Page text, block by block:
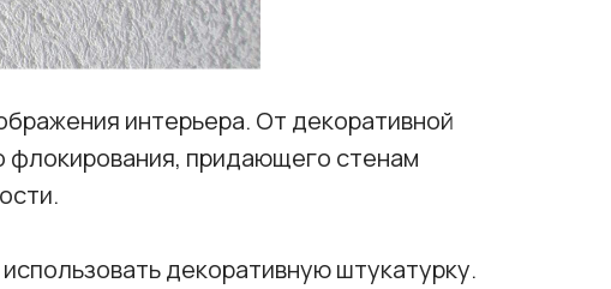
интерьера. От декоративной
флокирования, придающего стенам
декоративную штукатурку.